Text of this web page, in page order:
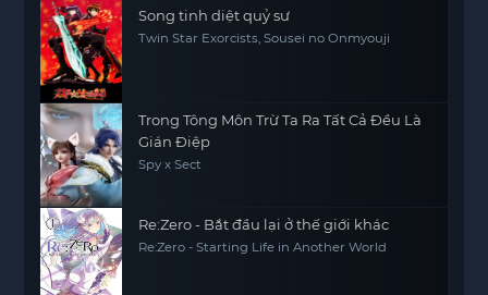
Song tinh diệt quỷ sư
Twin Star Exorcists, Sousei no Onmyouji
Trong Tông Môn Trừ Ta Ra Tất Cả Đều Là
Gián Điệp
Spy x Sect
Re:Zero - Bắt đầu lại ở thế giới khác
Re:Zero - Starting Life in Another World